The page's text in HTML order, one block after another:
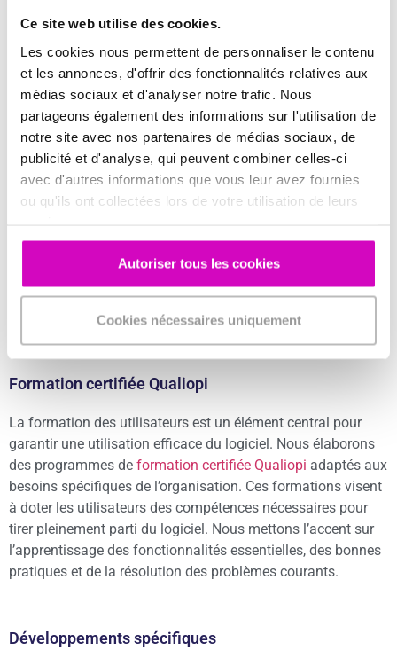
Ce site web utilise des cookies.
Les cookies nous permettent de personnaliser le contenu
et les annonces, d'offrir des fonctionnalités relatives aux
médias sociaux et d'analyser notre trafic. Nous
partageons également des informations sur l'utilisation de
notre site avec nos partenaires de médias sociaux, de
publicité et d'analyse, qui peuvent combiner celles-ci
avec d'autres informations que vous leur avez fournies
ou qu'ils ont collectées lors de votre utilisation de leurs
Autoriser tous les cookies
Cookies nécessaires uniquement
des échanges approfondis pour saisir précisément ce que
identifier les fonctionnalités requises, les spécificités et les
objectifs de manière à personnaliser la solution proposée.
Paramétrage et installation
Une fois que vos besoins sont clairement définis, nous
entamons la phase de paramétrage et d’installation. Cette
système existant. L’objectif est d’optimiser les performances
et l’adaptabilité du logiciel à votre environnement.
Formation certifiée Qualiopi
La formation des utilisateurs est un élément central pour
garantir une utilisation efficace du logiciel. Nous élaborons
des programmes de formation certifiée Qualiopi adaptés aux
besoins spécifiques de l’organisation. Ces formations visent
à doter les utilisateurs des compétences nécessaires pour
tirer pleinement parti du logiciel. Nous mettons l’accent sur
l’apprentissage des fonctionnalités essentielles, des bonnes
pratiques et de la résolution des problèmes courants.
Développements spécifiques